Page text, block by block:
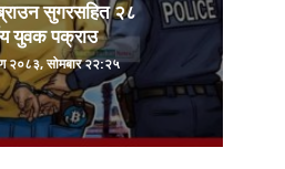
सुगरसहित २८
युवक पक्राउ
२०८३, सोमबार २२:२५